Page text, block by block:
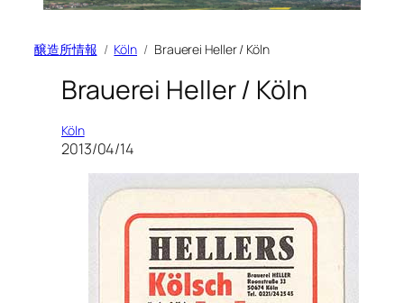
醸造所情報 Köln Brauerei Heller / Köln
Brauerei Heller / Köln
Köln
2013/04/14